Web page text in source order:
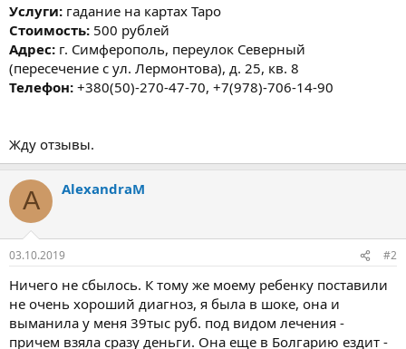
Услуги: гадание на картах Таро
Стоимость: 500 рублей
Адрес: г. Симферополь, переулок Северный
(пересечение с ул. Лермонтова), д. 25, кв. 8
Телефон: +380(50)-270-47-70, +7(978)-706-14-90
Жду отзывы.
A AlexandraM
03.10.2019 #2
Ничего не сбылось. К тому же моему ребенку поставили
не очень хороший диагноз, я была в шоке, она и
выманила у меня 39тыс руб. под видом лечения -
причем взяла сразу деньги. Она еще в Болгарию ездит -